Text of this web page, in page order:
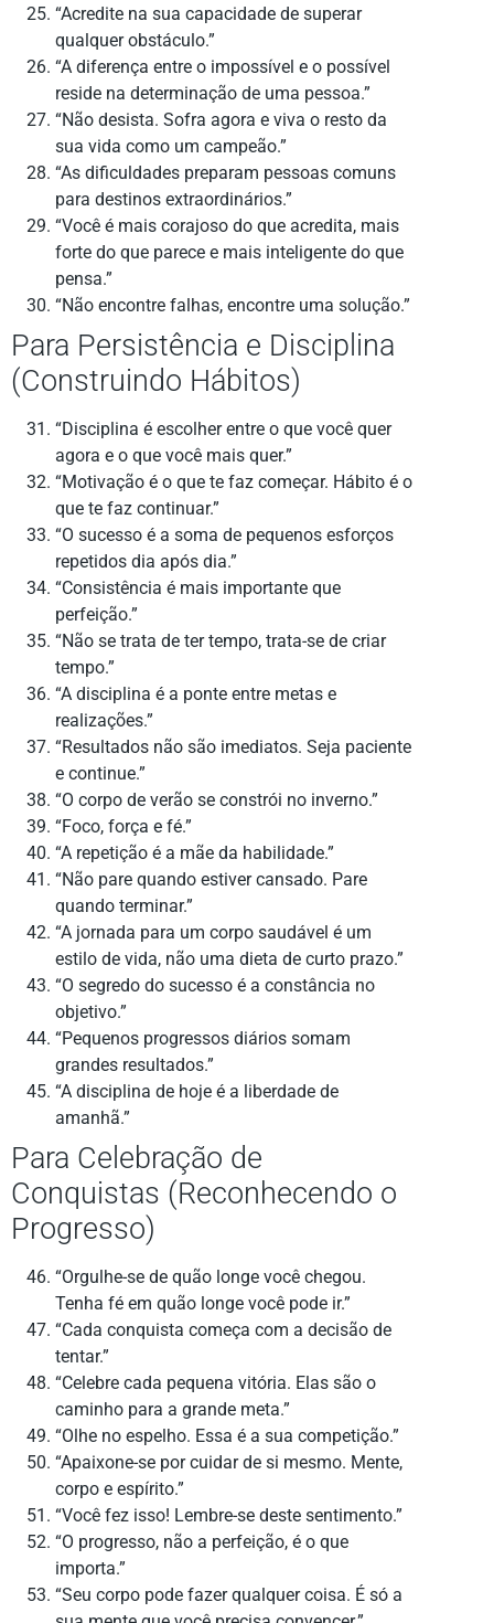
“Acredite na sua capacidade de superar
qualquer obstáculo.”
“A diferença entre o impossível e o possível
reside na determinação de uma pessoa.”
“Não desista. Sofra agora e viva o resto da
sua vida como um campeão.”
“As dificuldades preparam pessoas comuns
para destinos extraordinários.”
“Você é mais corajoso do que acredita, mais
forte do que parece e mais inteligente do que
pensa.”
“Não encontre falhas, encontre uma solução.”
Para Persistência e Disciplina
(Construindo Hábitos)
“Disciplina é escolher entre o que você quer
agora e o que você mais quer.”
“Motivação é o que te faz começar. Hábito é o
que te faz continuar.”
“O sucesso é a soma de pequenos esforços
repetidos dia após dia.”
“Consistência é mais importante que
perfeição.”
“Não se trata de ter tempo, trata-se de criar
tempo.”
“A disciplina é a ponte entre metas e
realizações.”
“Resultados não são imediatos. Seja paciente
e continue.”
“O corpo de verão se constrói no inverno.”
“Foco, força e fé.”
“A repetição é a mãe da habilidade.”
“Não pare quando estiver cansado. Pare
quando terminar.”
“A jornada para um corpo saudável é um
estilo de vida, não uma dieta de curto prazo.”
“O segredo do sucesso é a constância no
objetivo.”
“Pequenos progressos diários somam
grandes resultados.”
“A disciplina de hoje é a liberdade de
amanhã.”
Para Celebração de
Conquistas (Reconhecendo o
Progresso)
“Orgulhe-se de quão longe você chegou.
Tenha fé em quão longe você pode ir.”
“Cada conquista começa com a decisão de
tentar.”
“Celebre cada pequena vitória. Elas são o
caminho para a grande meta.”
“Olhe no espelho. Essa é a sua competição.”
“Apaixone-se por cuidar de si mesmo. Mente,
corpo e espírito.”
“Você fez isso! Lembre-se deste sentimento.”
“O progresso, não a perfeição, é o que
importa.”
“Seu corpo pode fazer qualquer coisa. É só a